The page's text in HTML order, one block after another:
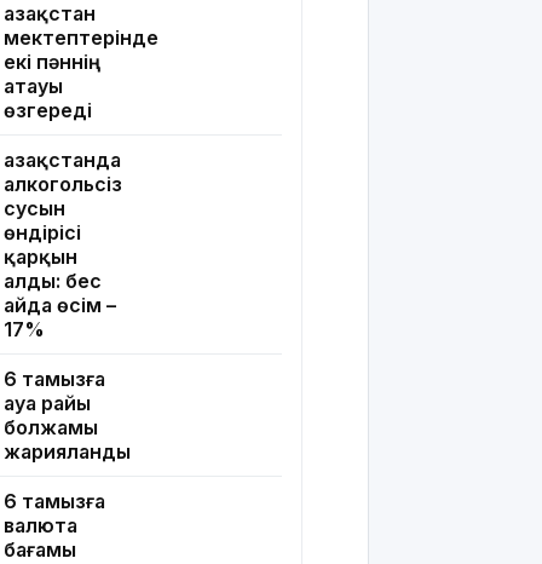
Қазақстан
мектептерінде
екі пәннің
атауы
өзгереді
Қазақстанда
алкогольсіз
сусын
өндірісі
қарқын
алды: бес
айда өсім –
17%
6 тамызға
ауа райы
болжамы
жарияланды
6 тамызға
валюта
бағамы